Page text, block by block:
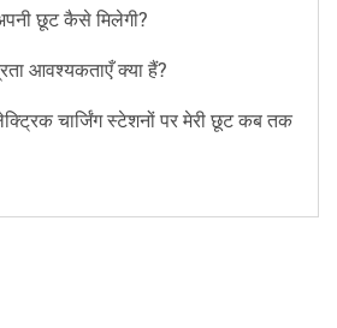
छूट कैसे मिलेगी?
आवश्यकताएँ क्या हैं?
चार्जिंग स्टेशनों पर मेरी छूट कब तक